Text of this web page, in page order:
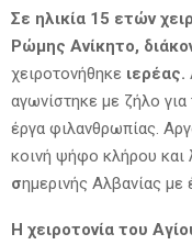
Σε ηλικία 15 ετών
Ρώμης Ανίκητο,
χειροτονήθηκε ιερέας.
αγωνίστηκε με ζήλο για
έργα φιλανθρωπίας.
κοινή ψήφο κλήρου και
σημερινής Αλβανίας
Η χειροτονία του